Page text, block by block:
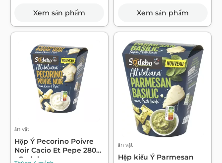
Xem sản phẩm Xem sản phẩm
ăn vặt
Hộp Ý Pecorino Poivre
Noir Cacio Et Pepe 280g
- Sodebo
ăn vặt
Hộp kiểu Ý Parmesan